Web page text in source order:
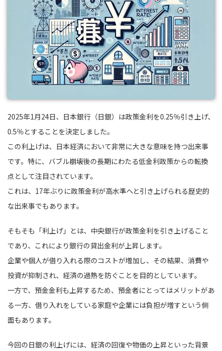
2025年1月24日、日本銀行（日銀）は政策金利を0.25％引き上げ、
0.5％とすることを決定しました。
この利上げは、日本経済において非常に大きな意味を持つ出来事
です。特に、バブル崩壊後の長期にわたる低金利政策からの転換
点として注目されています。
これは、17年ぶりに政策金利が高水準へと引き上げられる歴史的
な出来事でもあります。
そもそも「利上げ」とは、中央銀行が政策金利を引き上げること
であり、これにより銀行の貸出金利が上昇します。
企業や個人が借り入れる際のコストが増加し、その結果、消費や
投資が抑制され、経済の過熱を防ぐことを目的としています。
一方で、預金金利も上昇するため、預金者にとってはメリットがあ
る一方、借り入れをしている家庭や企業には負担が増すという側
面もあります。
今回の日銀の利上げには、経済の回復や物価の上昇といった背景